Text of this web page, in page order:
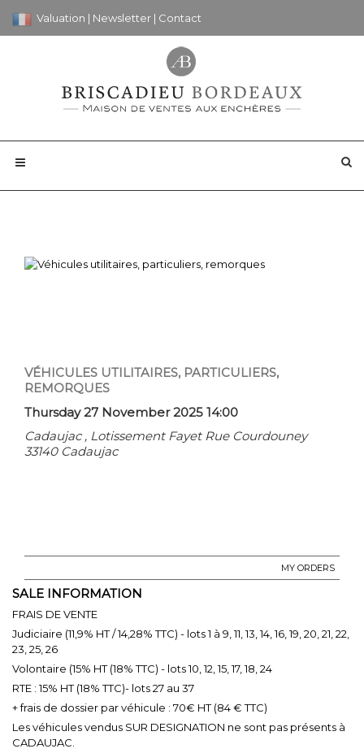
Valuation | Newsletter | Contact
VÉHICULES UTILITAIRES, PARTICULIERS,
REMORQUES
Thursday 27 November 2025 14:00
Cadaujac , Lotissement Fayet Rue Courdouney
33140 Cadaujac
MY ORDERS
SALE INFORMATION
FRAIS DE VENTE
Judiciaire (11,9% HT / 14,28% TTC) - lots 1 à 9, 11, 13, 14, 16, 19, 20, 21, 22,
23, 25, 26
Volontaire (15% HT (18% TTC) - lots 10, 12, 15, 17, 18, 24
RTE : 15% HT (18% TTC)- lots 27 au 37
+ frais de dossier par véhicule : 70€ HT (84 € TTC)
Les véhicules vendus SUR DESIGNATION ne sont pas présents à
CADAUJAC.